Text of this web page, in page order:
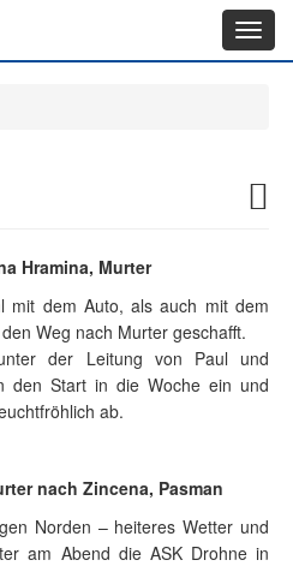
Hramina, Murter
mit dem Auto, als auch mit dem
Weg nach Murter geschafft.
der Leitung von Paul und
den Start in die Woche ein und
ab.
nach Zincena, Pasman
Norden – heiteres Wetter und
am Abend die ASK Drohne in